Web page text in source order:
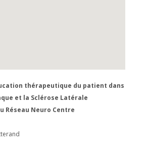
thérapeutique du patient dans
et la Sclérose Latérale
Réseau Neuro Centre